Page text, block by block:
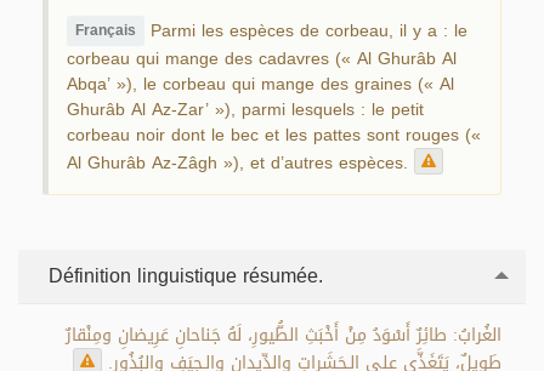
Français
Parmi les espèces de corbeau, il y a : le
corbeau qui mange des cadavres (« Al Ghurâb Al
Abqa’ »), le corbeau qui mange des graines (« Al
Ghurâb Al Az-Zar’ »), parmi lesquels : le petit
corbeau noir dont le bec et les pattes sont rouges («
Al Ghurâb Az-Zâgh »), et d’autres espèces.
Définition linguistique résumée.
الغُرابُ: طائِرٌ أَسْوَدُ مِنْ أَخْبَثِ الطُّيورِ، لَهُ جَناحانِ عَرِيضانِ ومِنْقارٌ
طَوِيلٌ، يَتَغَذَّى على الـحَشَراتِ والدِّيدانِ والـجِيَفِ والبُذُورِ.